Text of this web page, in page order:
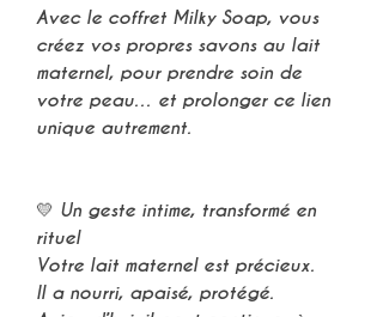
Avec le coffret Milky Soap, vous
créez vos propres savons au lait
maternel, pour prendre soin de
votre peau… et prolonger ce lien
unique autrement.
💛 Un geste intime, transformé en
rituel
Votre lait maternel est précieux.
Il a nourri, apaisé, protégé.